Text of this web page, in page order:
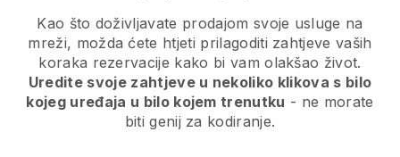
Kao što doživljavate prodajom svoje usluge na
mreži, možda ćete htjeti prilagoditi zahtjeve vaših
koraka rezervacije kako bi vam olakšao život.
Uredite svoje zahtjeve u nekoliko klikova s bilo
kojeg uređaja u bilo kojem trenutku - ne morate
biti genij za kodiranje.